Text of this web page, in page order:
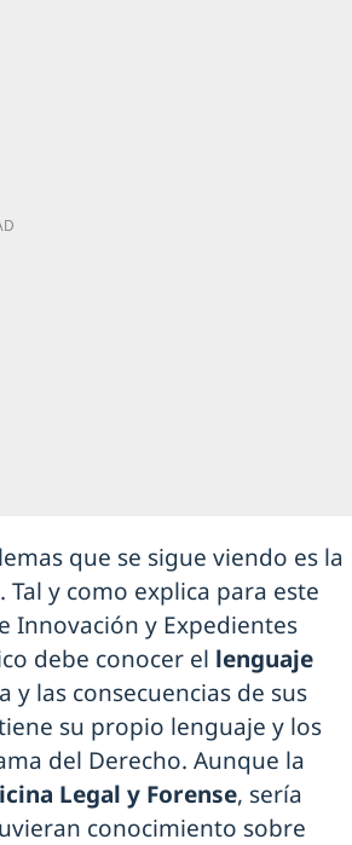
que se sigue viendo es la
. Tal y como explica para este
Innovación y Expedientes
debe conocer el lenguaje
y las consecuencias de sus
su propio lenguaje y los
del Derecho. Aunque la
Legal y Forense, sería
conocimiento sobre